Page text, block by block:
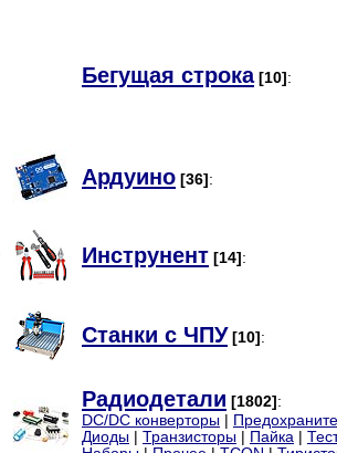
Бегущая строка [10] :
Ардуино [36] :
Инструнент [14] :
Станки с ЧПУ [10] :
Радиодетали [1802] :
DC/DC конверторы
Диоды
Транзисторы Пайка